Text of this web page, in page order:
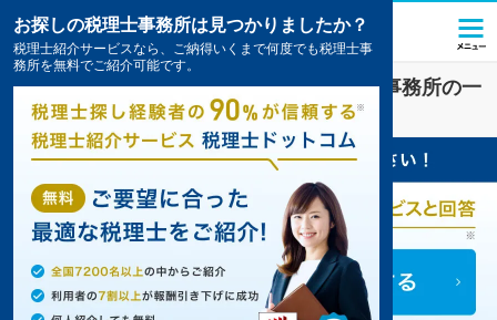
日向で確定申告対策を扱う税理士・会計事務所の一
覧1件掲載中
お探しの税理士事務所は見つかりましたか？
税理士紹介サービスなら、ご納得いくまで何度でも税理士事
務所を無料でご紹介可能です。